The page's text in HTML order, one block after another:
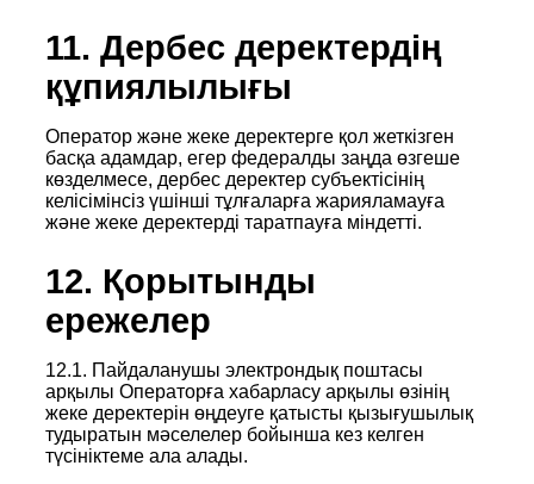
11. Дербес деректердің
құпиялылығы
Оператор және жеке деректерге қол жеткізген
басқа адамдар, егер федералды заңда өзгеше
көзделмесе, дербес деректер субъектісінің
келісімінсіз үшінші тұлғаларға жарияламауға
және жеке деректерді таратпауға міндетті.
12. Қорытынды
ережелер
12.1. Пайдаланушы электрондық поштасы
арқылы Операторға хабарласу арқылы өзінің
жеке деректерін өңдеуге қатысты қызығушылық
тудыратын мәселелер бойынша кез келген
түсініктеме ала алады.